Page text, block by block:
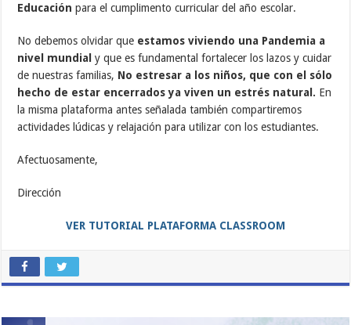
Educación para el cumplimento curricular del año escolar.
No debemos olvidar que estamos viviendo una Pandemia a
nivel mundial y que es fundamental fortalecer los lazos y cuidar
de nuestras familias, No estresar a los niños, que con el sólo
hecho de estar encerrados ya viven un estrés natural. En
la misma plataforma antes señalada también compartiremos
actividades lúdicas y relajación para utilizar con los estudiantes.
Afectuosamente,
Dirección
VER TUTORIAL PLATAFORMA CLASSROOM